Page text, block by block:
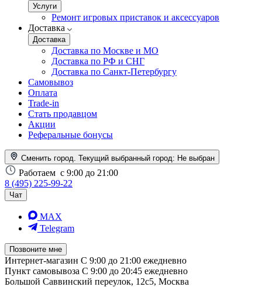
Услуги
Ремонт игровых приставок и аксессуаров
Доставка
Доставка
Доставка по Москве и МО
Доставка по РФ и СНГ
Доставка по Санкт-Петербургу
Самовывоз
Оплата
Trade-in
Стать продавцом
Акции
Реферальные бонусы
Сменить город. Текущий выбранный город: Не выбран
Работаем с 9:00 до 21:00
8 (495) 225-99-22
Чат
MAX
Telegram
Позвоните мне
Интернет-магазин С 9:00 до 21:00 ежедневно
Пункт самовывоза С 9:00 до 20:45 ежедневно
Большой Саввинский переулок, 12с5, Москва